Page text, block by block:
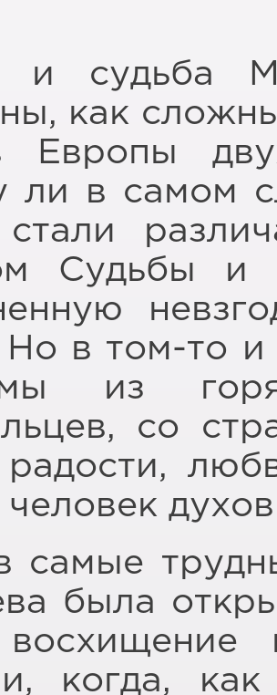
и судьба
как
Европы
ли в самом
Судьбы и
Но в том-то и
из
со
человек
самые
была
восхищение
когда,